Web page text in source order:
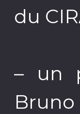
du
– un
Bruno